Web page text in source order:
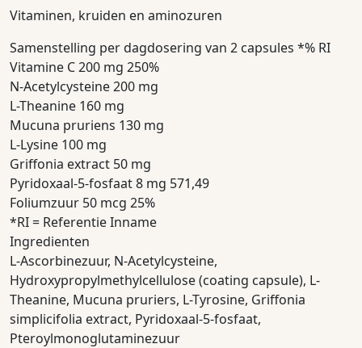
Vitaminen, kruiden en aminozuren
Samenstelling per dagdosering van 2 capsules *% RI
Vitamine C 200 mg 250%
N-Acetylcysteine 200 mg
L-Theanine 160 mg
Mucuna pruriens 130 mg
L-Lysine 100 mg
Griffonia extract 50 mg
Pyridoxaal-5-fosfaat 8 mg 571,49
Foliumzuur 50 mcg 25%
*RI = Referentie Inname
Ingredienten
L-Ascorbinezuur, N-Acetylcysteine,
Hydroxypropylmethylcellulose (coating capsule), L-
Theanine, Mucuna pruriers, L-Tyrosine, Griffonia
simplicifolia extract, Pyridoxaal-5-fosfaat,
Pteroylmonoglutaminezuur